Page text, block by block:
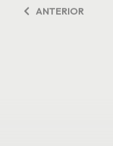
ANTERIOR